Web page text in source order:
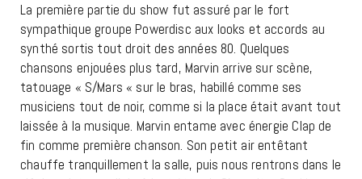
La première partie du show fut assuré par le fort
sympathique groupe Powerdisc aux looks et accords au
synthé sortis tout droit des années 80. Quelques
chansons enjouées plus tard, Marvin arrive sur scène,
tatouage « S/Mars « sur le bras, habillé comme ses
musiciens tout de noir, comme si la place était avant tout
laissée à la musique. Marvin entame avec énergie Clap de
fin comme première chanson. Son petit air entêtant
chauffe tranquillement la salle, puis nous rentrons dans le